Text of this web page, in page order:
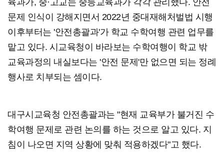
문제 인식이 강해지면서 2022년 중대재해처벌법 시행
이후부터는 '안전총괄과'가 학교 수학여행 관련 업무를
맡고 있다. 시교육청이 바라보는 수학여행이 학교 밖
교육과정의 내실보다는 '안전 문제'만 없으면 되는 정례
행사로 치부되는 셈이다.
대구시교육청 안전총괄과는 "현재 교육부가 불거진 수
학여행 문제로 관련 논의를 하는 것으로 알고 있다. 지
침이 나오면 지역 상황에 맞춰 적용하겠다"고 했다.